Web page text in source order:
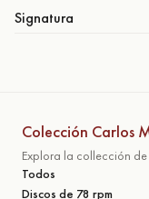
Signatura
Colección Carlos
Explora la collección de
Todos
Discos de 78 rpm